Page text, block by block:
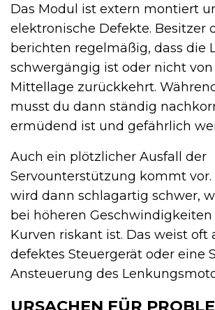
Das Modul ist extern montiert
elektronische Defekte. Besitzer
berichten regelmäßig, dass die
schwergängig ist oder nicht
Mittellage zurückkehrt.
musst du dann ständig
ermüdend ist und gefährlich
Auch ein plötzlicher Ausfall der
Servounterstützung kommt vor.
wird dann schlagartig schwer,
bei höheren Geschwindigkeiten
Kurven riskant ist. Das weist oft
defektes Steuergerät oder eine
Ansteuerung des
URSACHEN FÜR